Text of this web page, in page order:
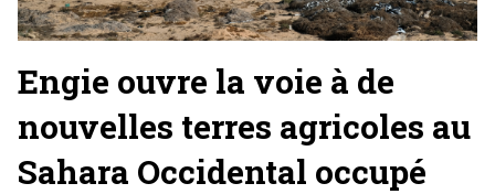
Engie ouvre la voie à de
nouvelles terres agricoles au
Sahara Occidental occupé